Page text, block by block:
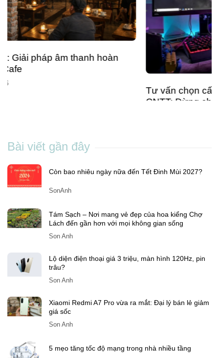
Tư vấn chọn cấu hình PC cho sinh viên học
Bài viết gần đây
Còn bao nhiêu ngày nữa đến Tết Đinh Mùi 2027?
SonAnh
Tám Sạch – Nơi mang vẻ đẹp của hoa kiểng Chợ
Lách đến gần hơn với mọi không gian sống
Son Anh
Lộ diện điện thoại giá 3 triệu, màn hình 120Hz, pin
trâu?
Son Anh
Xiaomi Redmi A7 Pro vừa ra mắt: Đại lý bán lẻ giảm
giá sốc